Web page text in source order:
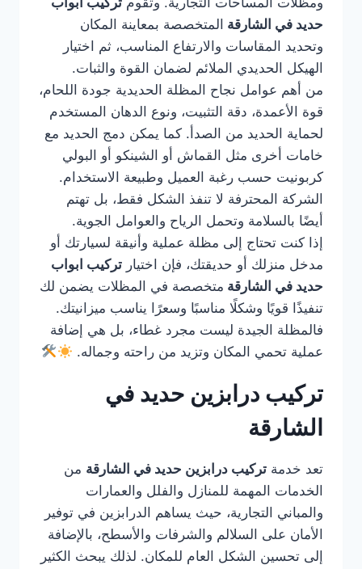
حديد في الشارقة المتخصصة بمعاينة المكان
وتحديد المقاسات والارتفاع المناسب، ثم اختيار
الهيكل الحديدي الملائم لضمان القوة والثبات.
من أهم عوامل نجاح المظلة الحديدية جودة اللحام،
قوة الأعمدة، دقة التثبيت، ونوع الدهان المستخدم
لحماية الحديد من الصدأ. كما يمكن دمج الحديد مع
خامات أخرى مثل القماش أو الشينكو أو البولي
كربونيت حسب رغبة العميل وطبيعة الاستخدام.
الشركة المحترفة لا تنفذ الشكل فقط، بل تهتم
أيضًا بالسلامة وتحمل الرياح والعوامل الجوية.
إذا كنت تحتاج إلى مظلة عملية وأنيقة لسيارتك أو
مدخل منزلك أو حديقتك، فإن اختيار تركيب ابواب
حديد في الشارقة متخصصة في المظلات يضمن لك
تنفيذًا قويًا وشكلًا مناسبًا وسعرًا يناسب ميزانيتك.
فالمظلة الجيدة ليست مجرد غطاء، بل هي إضافة
عملية تحمي المكان وتزيد من راحته وجماله.
تركيب درابزين حديد في
الشارقة
تعد خدمة تركيب درابزين حديد في الشارقة من
الخدمات المهمة للمنازل والفلل والعمارات
والمباني التجارية، حيث يساهم الدرابزين في توفير
الأمان على السلالم والشرفات والأسطح، بالإضافة
إلى تحسين الشكل العام للمكان. لذلك يبحث الكثير